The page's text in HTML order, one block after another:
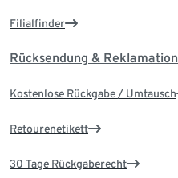
Filialfinder
Rücksendung & Reklamation
Kostenlose Rückgabe / Umtausch
Retourenetikett
30 Tage Rückgaberecht